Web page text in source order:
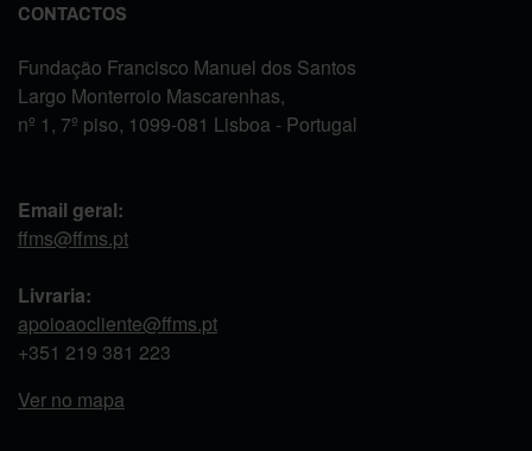
CONTACTOS
Fundação Francisco Manuel dos Santos
Largo Monterroio Mascarenhas,
nº 1, 7º piso, 1099-081 Lisboa - Portugal
Email geral:
ffms@ffms.pt
Livraria:
apoioaocliente@ffms.pt
+351 219 381 223
Ver no mapa